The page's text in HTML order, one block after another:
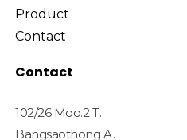
Product
Contact
Contact
102/26 Moo.2 T.
Bangsaothong A.